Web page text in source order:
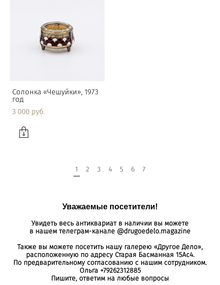
Солонка «Чешуйки», 1973
год
3 000 pуб.
1 2 3 4 5 6 7
Уважаемые посетители!
Увидеть весь антиквариат в наличии вы можете
в нашем телеграм-канале @drugoedelo.magazine
Также вы можете посетить нашу галерею «Другое Дело»,
расположенную по адресу Старая Басманная 15Ас4.
По предварительному согласованию с нашим сотрудником.
Ольга +79262312885
Пишите, ответим на любые вопросы